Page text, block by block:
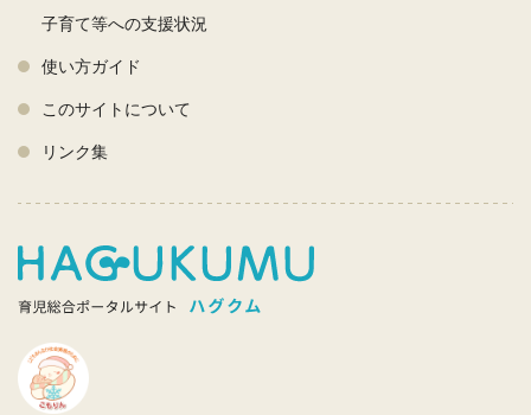
子育て等への支援状況
使い方ガイド
このサイトについて
リンク集